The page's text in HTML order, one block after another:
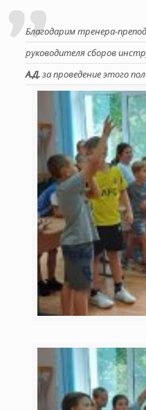
Благодарим тренера-
руководителя сборов
А.Д.за проведение этого